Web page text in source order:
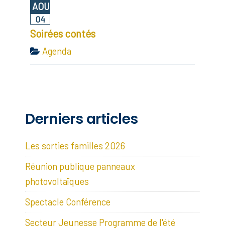
AOU
04
Soirées contés
Agenda
Derniers articles
Les sorties familles 2026
Réunion publique panneaux
photovoltaïques
Spectacle Conférence
Secteur Jeunesse Programme de l'été